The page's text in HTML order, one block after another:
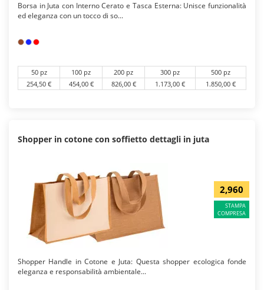
Borsa in Juta con Interno Cerato e Tasca Esterna: Unisce funzionalità
ed eleganza con un tocco di so...
50 pz 100 pz 200 pz 300 pz
500 pz
254,50 €
454,00 € 826,00 € 1.173,00 € 1.850,00 €
Shopper in cotone con soffietto dettagli in juta
2,960
STAMPA
COMPRESA
Shopper Handle in Cotone e Juta: Questa shopper ecologica fonde
eleganza e responsabilità ambientale...